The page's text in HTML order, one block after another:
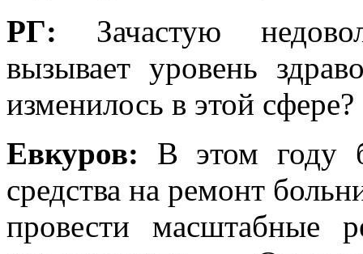
РГ: Зачастую
вызывает уровень
изменилось в этой сфере?
Евкуров: В этом году
средства на ремонт
провести масштабные